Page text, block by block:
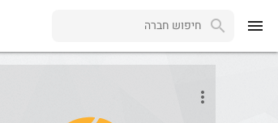
menu
more_vert